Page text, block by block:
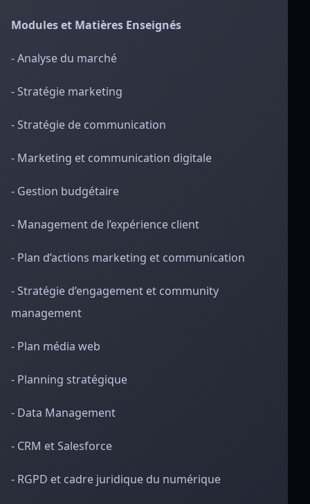
Modules et Matières Enseignés
- Analyse du marché
- Stratégie marketing
- Stratégie de communication
- Marketing et communication digitale
- Gestion budgétaire
- Management de l’expérience client
- Plan d’actions marketing et communication
- Stratégie d’engagement et community
management
- Plan média web
- Planning stratégique
- Data Management
- CRM et Salesforce
- RGPD et cadre juridique du numérique